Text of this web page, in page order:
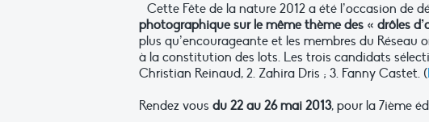
Cette Fête de la nature 2012 a été l’occasion de
photographique sur le même thème des « drôles
plus qu’encourageante et les membres du
à la constitution des lots. Les trois candidats
Christian Reinaud, 2. Zahira Dris ; 3. Fanny Castet. (
Rendez vous du 22 au 26 mai 2013, pour la 7ième